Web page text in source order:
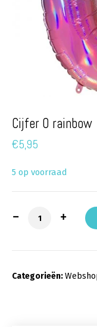
Cijfer 0 rainbow
€5,95
5 op voorraad
Cijfer 0
Categorieën: